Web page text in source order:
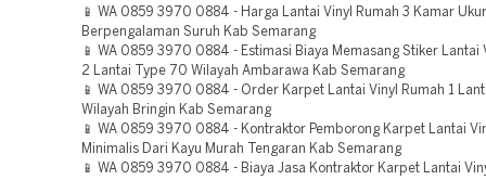
📱 WA 0859 3970 0884 - Harga Lantai Vinyl Rumah 3 Kamar
Berpengalaman Suruh Kab Semarang
📱 WA 0859 3970 0884 - Estimasi Biaya Memasang Stiker Lantai
2 Lantai Type 70 Wilayah Ambarawa Kab Semarang
📱 WA 0859 3970 0884 - Order Karpet Lantai Vinyl Rumah 1
Wilayah Bringin Kab Semarang
📱 WA 0859 3970 0884 - Kontraktor Pemborong Karpet Lantai
Minimalis Dari Kayu Murah Tengaran Kab Semarang
📱 WA 0859 3970 0884 - Biaya Jasa Kontraktor Karpet Lantai